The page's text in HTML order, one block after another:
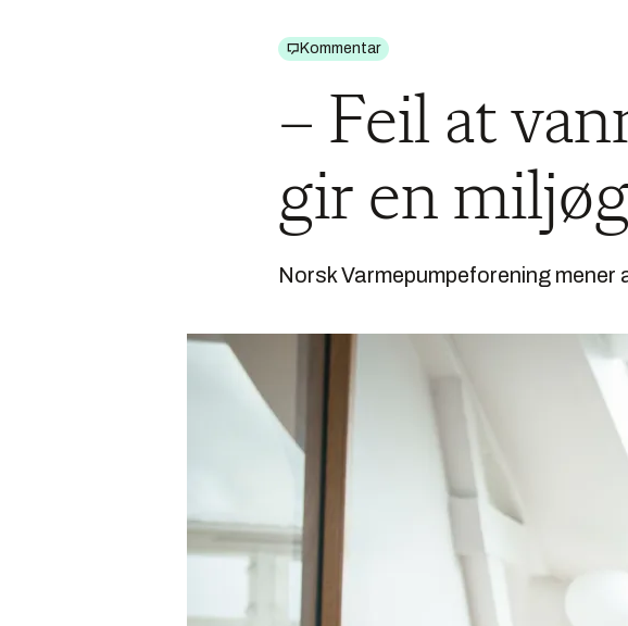
Kommentar
– Feil at
gir en
Norsk Varmepumpeforening mener